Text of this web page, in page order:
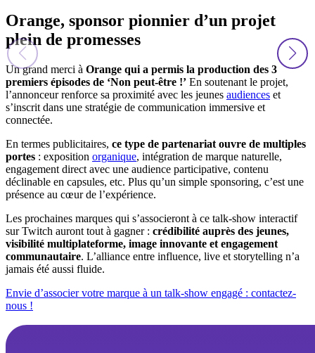
Orange, sponsor pionnier d’un projet
plein de promesses
Un grand merci à Orange qui a permis la production des 3
premiers épisodes de ‘Non peut-être !’ En soutenant le projet,
l’annonceur renforce sa proximité avec les jeunes audiences et
s’inscrit dans une stratégie de communication immersive et
connectée.
En termes publicitaires, ce type de partenariat ouvre de multiples
portes : exposition organique, intégration de marque naturelle,
engagement direct avec une audience participative, contenu
déclinable en capsules, etc. Plus qu’un simple sponsoring, c’est une
présence au cœur de l’expérience.
Les prochaines marques qui s’associeront à ce talk-show interactif
sur Twitch auront tout à gagner : crédibilité auprès des jeunes,
visibilité multiplateforme, image innovante et engagement
communautaire. L’alliance entre influence, live et storytelling n’a
jamais été aussi fluide.
Envie d’associer votre marque à un talk-show engagé : contactez-
nous !